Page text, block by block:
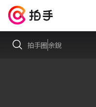
拍手圈余銳